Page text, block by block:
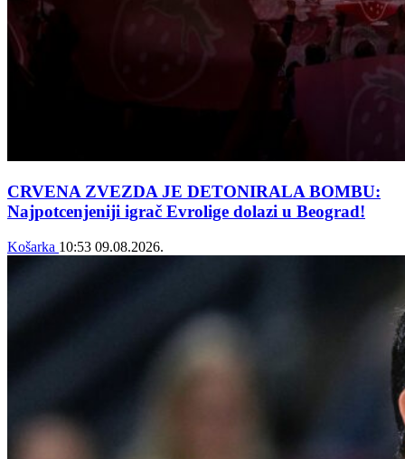
CRVENA ZVEZDA JE DETONIRALA BOMBU:
Najpotcenjeniji igrač Evrolige dolazi u Beograd!
Košarka 10:53 09.08.2026.